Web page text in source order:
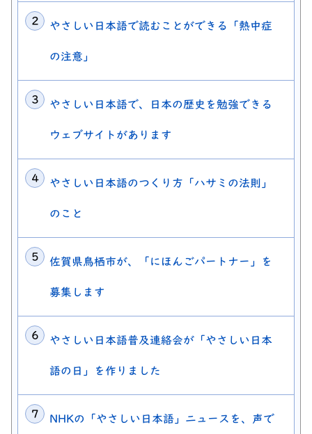
やさしい日本語で読むことができる「熱中症
の注意」
やさしい日本語で、日本の歴史を勉強できる
ウェブサイトがあります
やさしい日本語のつくり方「ハサミの法則」
のこと
佐賀県鳥栖市が、「にほんごパートナー」を
募集します
やさしい日本語普及連絡会が「やさしい日本
語の日」を作りました
NHKの「やさしい日本語」ニュースを、声で